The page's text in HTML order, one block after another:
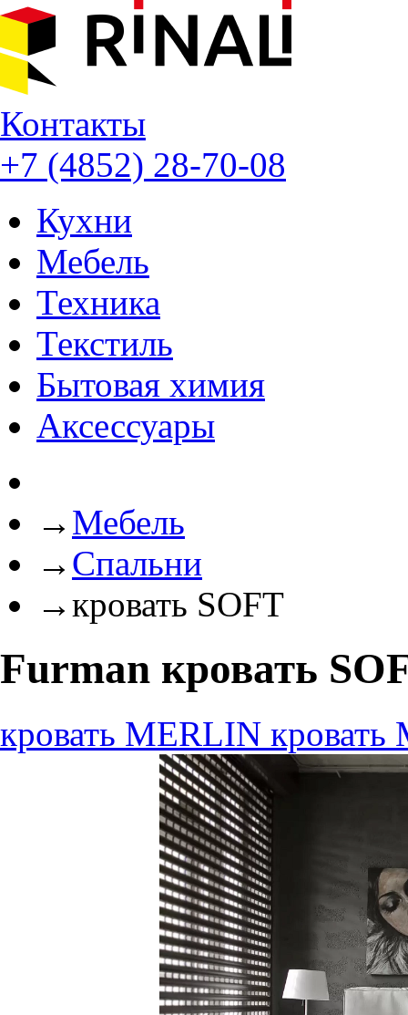
Контакты
+7 (4852) 28-70-08
Кухни
Мебель
Техника
Текстиль
Бытовая химия
Аксессуары
→ Мебель
→ Спальни
→кровать SOFT
Furman кровать
кровать MERLIN кровать